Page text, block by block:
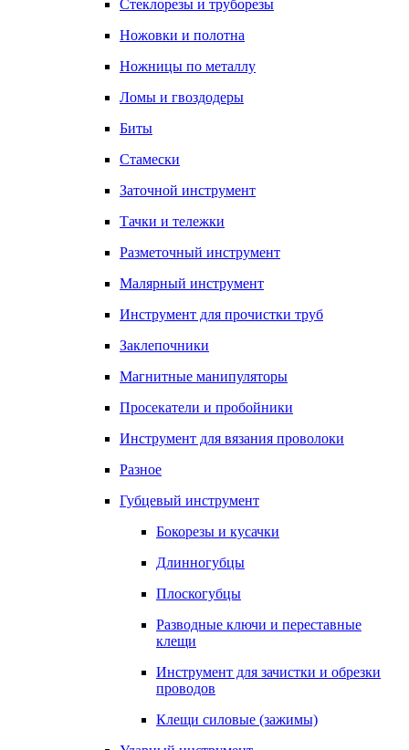
Стеклорезы и труборезы
Ножовки и полотна
Ножницы по металлу
Ломы и гвоздодеры
Биты
Стамески
Заточной инструмент
Тачки и тележки
Разметочный инструмент
Малярный инструмент
Инструмент для прочистки труб
Заклепочники
Магнитные манипуляторы
Просекатели и пробойники
Инструмент для вязания проволоки
Разное
Губцевый инструмент
Бокорезы и кусачки
Длинногубцы
Плоскогубцы
Разводные ключи и переставные
клещи
Инструмент для зачистки и обрезки
проводов
Клещи силовые (зажимы)